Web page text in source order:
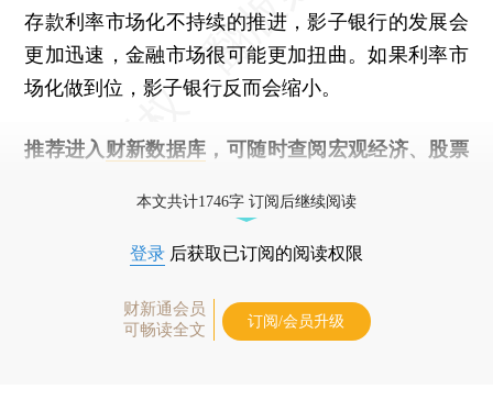
存款利率市场化不持续的推进，影子银行的发展会
更加迅速，金融市场很可能更加扭曲。如果利率市
场化做到位，影子银行反而会缩小。
推荐进入 财新数据库 ，可随时查阅宏观经济、股票
本文共计1746字 订阅后继续阅读
登录 后获取已订阅的阅读权限
财新通会员
可畅读全文
订阅/会员升级